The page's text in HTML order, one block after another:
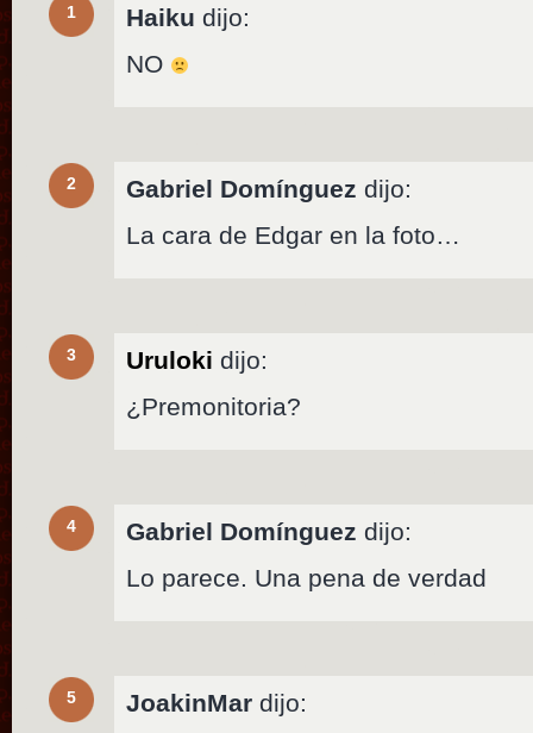
1 Haiku dijo:
NO
2 Gabriel Domínguez dijo:
La cara de Edgar en la foto…
3 Uruloki dijo:
¿Premonitoria?
4 Gabriel Domínguez dijo:
Lo parece. Una pena de verdad
5 JoakinMar dijo: